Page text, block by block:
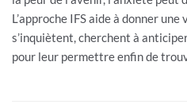
L’approche IFS aide à donner
s’inquiètent, cherchent à
pour leur permettre enfin de